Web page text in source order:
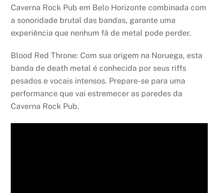
Caverna Rock Pub em Belo Horizonte combinada com
a sonoridade brutal das bandas, garante uma
experiência que nenhum fã de metal pode perder.
Blood Red Throne: Com sua origem na Noruega, esta
banda de death metal é conhecida por seus riffs
pesados e vocais intensos. Prepare-se para uma
performance que vai estremecer as paredes da
Caverna Rock Pub.